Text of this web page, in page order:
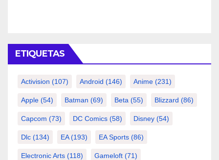
ETIQUETAS
Activision (107) Android (146) Anime (231)
Apple (54) Batman (69) Beta (55) Blizzard (86)
Capcom (73) DC Comics (58) Disney (54)
Dlc (134) EA(193) EA Sports (86)
Electronic Arts (118) Gameloft (71)